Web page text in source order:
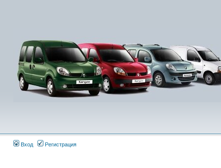
Вход Регистрация